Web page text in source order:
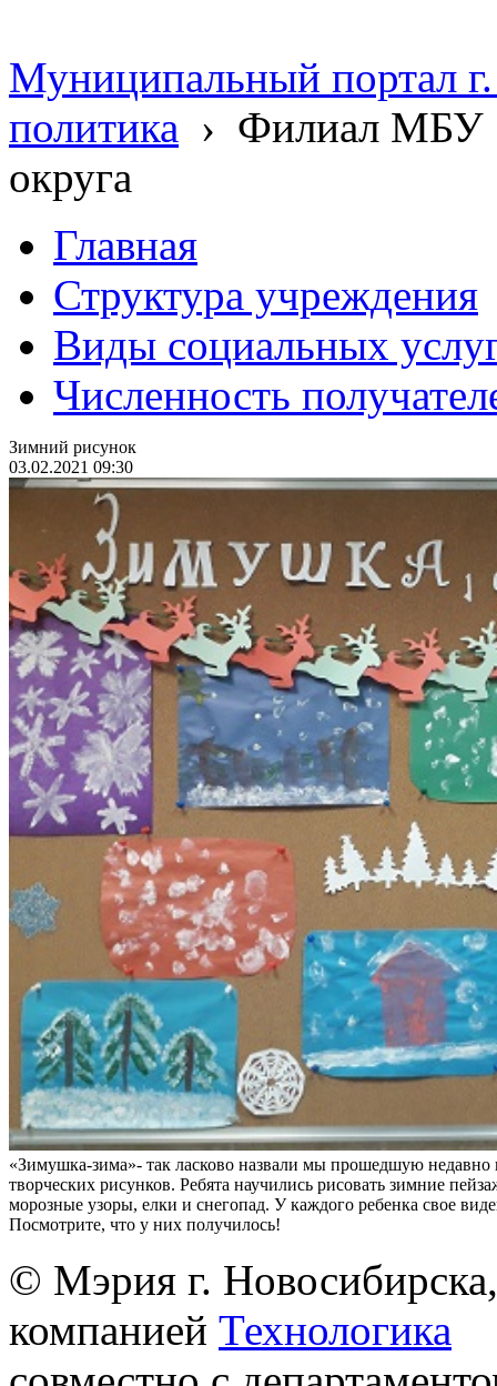
Муниципальный портал
политика › Филиал МБУ
округа
Главная
Структура учреждения
Виды социальных
Численность
Зимний рисунок
03.02.2021 09:30
«Зимушка-зима»- так ласково назвали мы прошедшую недавно
творческих рисунков. Ребята научились рисовать зимние
морозные узоры, елки и снегопад. У каждого ребенка свое
Посмотрите, что у них получилось!
© Мэрия г.
компанией Технологика